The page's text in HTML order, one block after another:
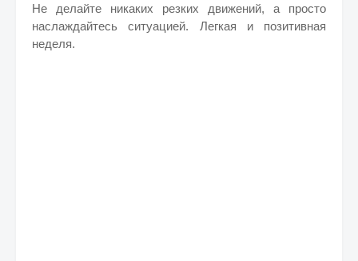
Не делайте никаких резких движений, а просто
наслаждайтесь ситуацией. Легкая и позитивная
неделя.